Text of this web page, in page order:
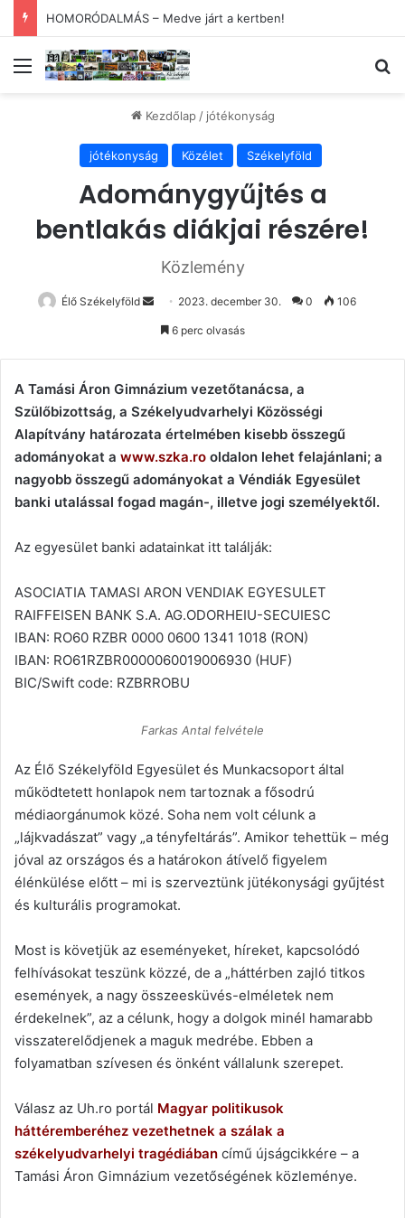
Kezdődik az 54. Tokaji Írótábor
Menü
Kezdőlap / jótékonyság
jótékonyság Közélet Székelyföld
Adománygyűjtés a
bentlakás diákjai részére!
Közlemény
Élő Székelyföld
Send
an
2023. december 30. 0 106
6 perc olvasás
A Tamási Áron Gimnázium vezetőtanácsa, a
Szülőbizottság, a Székelyudvarhelyi Közösségi
Alapítvány határozata értelmében kisebb összegű
adományokat a www.szka.ro oldalon lehet felajánlani; a
nagyobb összegű adományokat a Véndiák Egyesület
banki utalással fogad magán-, illetve jogi személyektől.
Az egyesület banki adatainkat itt találják:
ASOCIATIA TAMASI ARON VENDIAK EGYESULET
RAIFFEISEN BANK S.A. AG.ODORHEIU-SECUIESC
IBAN: RO60 RZBR 0000 0600 1341 1018 (RON)
IBAN: RO61RZBR0000060019006930 (HUF)
BIC/Swift code: RZBRROBU
Farkas Antal felvétele
Az Élő Székelyföld Egyesület és Munkacsoport által
működtetett honlapok nem tartoznak a fősodrú
médiaorgánumok közé. Soha nem volt célunk a
„lájkvadászat” vagy „a tényfeltárás”. Amikor tehettük – még
jóval az országos és a határokon átívelő figyelem
élénkülése előtt – mi is szerveztünk jütékonysági gyűjtést
és kulturális programokat.
Most is követjük az eseményeket, híreket, kapcsolódó
felhívásokat teszünk közzé, de a „háttérben zajló titkos
események, a nagy összeesküvés-elméletek nem
érdekelnek”, az a célunk, hogy a dolgok minél hamarabb
visszaterelődjenek a maguk medrébe. Ebben a
folyamatban szívesen és önként vállalunk szerepet.
Válasz az Uh.ro portál Magyar politikusok
háttéremberéhez vezethetnek a szálak a
székelyudvarhelyi tragédiában című újságcikkére – a
Tamási Áron Gimnázium vezetőségének közleménye.